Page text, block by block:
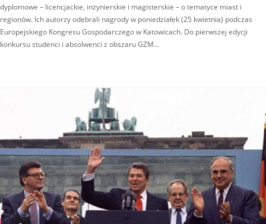
dyplomowe – licencjackie, inżynierskie i magisterskie – o tematyce miast i
regionów. Ich autorzy odebrali nagrody w poniedziałek (25 kwietnia) podczas
Europejskiego Kongresu Gospodarczego w Katowicach. Do pierwszej edycji
konkursu studenci i absolwenci z obszaru GZM…